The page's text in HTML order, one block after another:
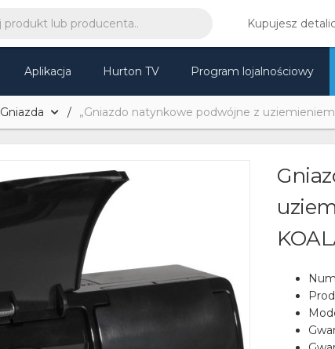
Kupujesz
Aplikacja Hurton TV Program lojalnościowy
Gniazda „Gniazdo natynkowe podwójne z